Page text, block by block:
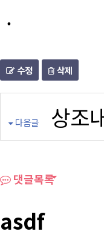
.
수정 삭제
다음글 상조
댓글목록
asdf